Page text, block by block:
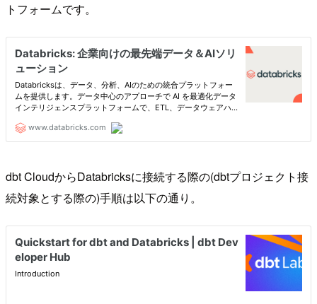
トフォームです。
dbt CloudからDatabricksに接続する際の(dbtプロジェクト接
続対象とする際の)手順は以下の通り。